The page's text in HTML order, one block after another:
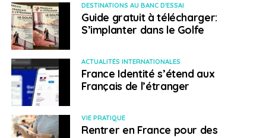
DESTINATIONS AU BANC D'ESSAI
Guide gratuit à télécharger:
S’implanter dans le Golfe
ACTUALITÉS INTERNATIONALES
France Identité s’étend aux
Français de l’étranger
VIE PRATIQUE
Rentrer en France pour des